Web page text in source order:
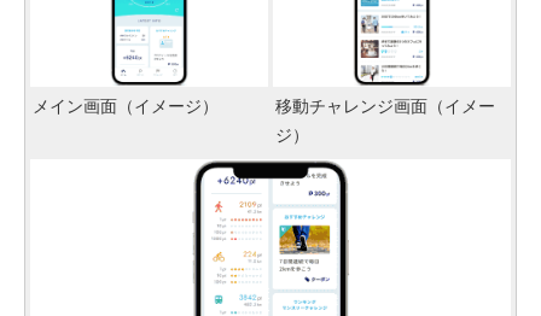
メイン画面（イメージ）
移動チャレンジ画面（イメー
ジ）